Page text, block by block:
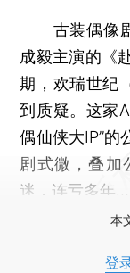
古装偶像
成毅主演的《
期，欢瑞世纪
到质疑。这家
偶仙侠大IP”的
剧式微，叠加
迷，连亏多年
本
登